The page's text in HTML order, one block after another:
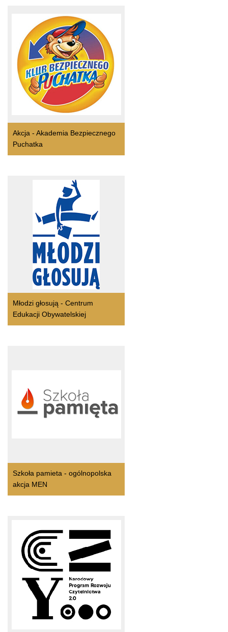
Akcja - Akademia Bezpiecznego
Puchatka
Młodzi głosują - Centrum
Edukacji Obywatelskiej
Szkoła pamieta - ogólnopolska
akcja MEN